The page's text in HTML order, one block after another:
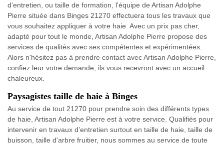
d'entretien, ou taille de formation, l'équipe de Artisan Adolphe
Pierre située dans Binges 21270 effectuera tous les travaux que
vous souhaitez appliquer à votre haie. Avec un prix pas cher,
adapté pour tout le monde, Artisan Adolphe Pierre propose des
services de qualités avec ses compétentes et expérimentées.
Alors n'hésitez pas à prendre contact avec Artisan Adolphe Pierre,
confiez leur votre demande, ils vous recevront avec un accueil
chaleureux.
Paysagistes taille de haie à Binges
Au service de tout 21270 pour prendre soin des différents types
de haie, Artisan Adolphe Pierre est à votre service. Qualifiés pour
intervenir en travaux d’entretien surtout en taille de haie, taille de
buisson, taille d'arbre fruitier, nous sommes au service de toute